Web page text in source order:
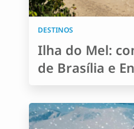
DESTINOS
Ilha do Mel:
de Brasília e